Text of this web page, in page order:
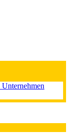
Unternehmen